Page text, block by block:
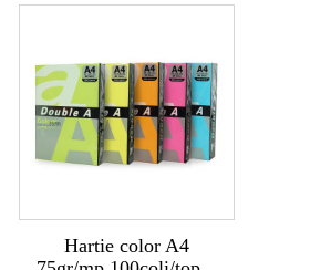
Hartie color A4